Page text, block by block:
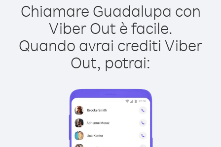
Chiamare Guadalupa con
Viber Out è facile.
Quando avrai crediti Viber
Out, potrai: